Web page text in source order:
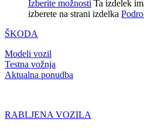
Izberite možnosti Ta izdelek
izberete na strani izdelka
ŠKODA
Modeli vozil
Testna vožnja
Aktualna ponudba
RABLJENA VOZILA